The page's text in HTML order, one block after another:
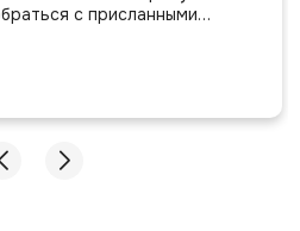
с присланными
приятно. Спасибо